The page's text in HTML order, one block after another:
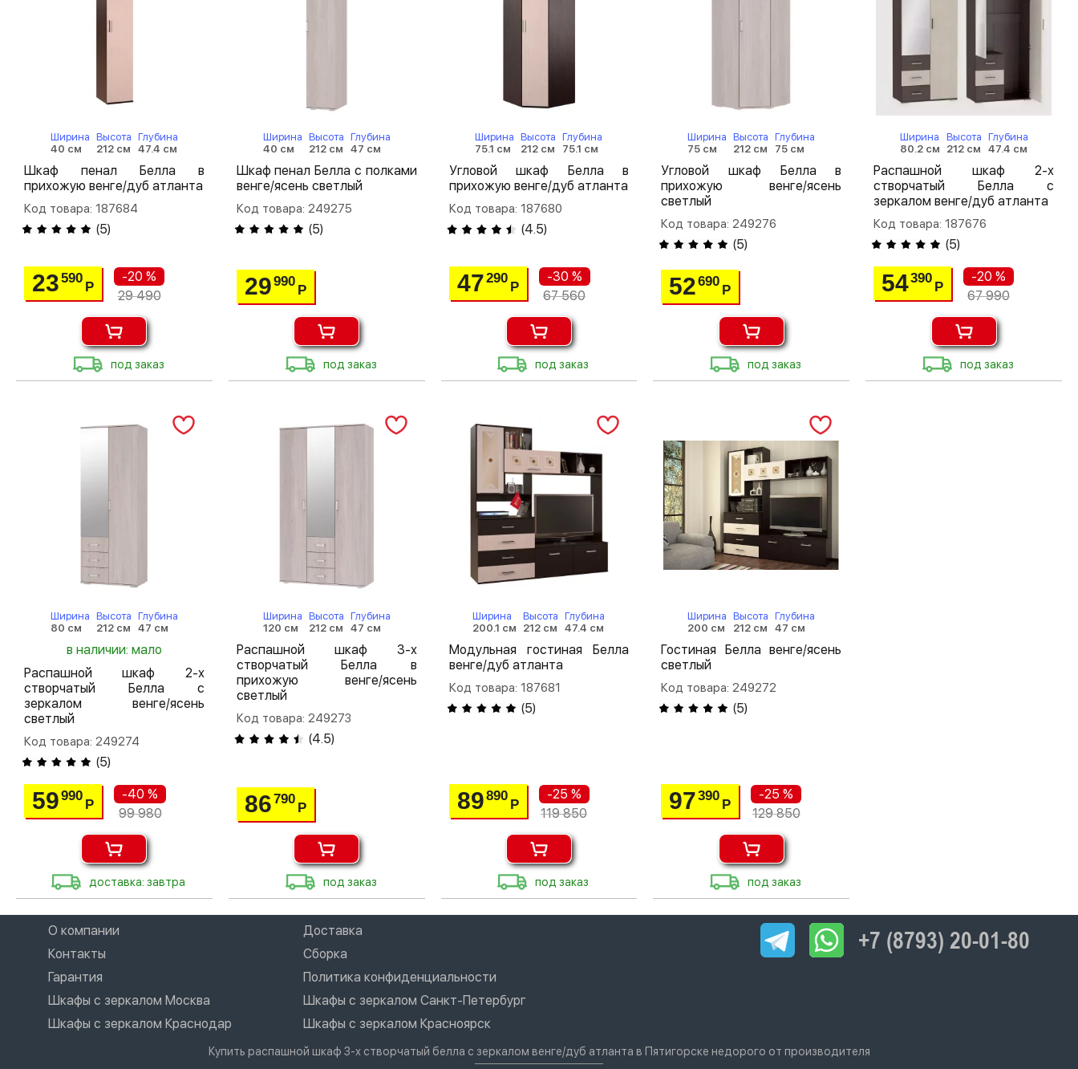
Ширина
40 см
Высота
212 см
Глубина
47.4 см
Шкаф пенал Белла в
прихожую венге/дуб атланта
Код товара: 187684
(5)
23590
Р
-20 %
29 490
под заказ
Ширина
40 см
Высота
212 см
Глубина
47 см
Шкаф пенал Белла с полками
венге/ясень светлый
Код товара: 249275
(5)
29990
Р
под заказ
Ширина
75.1 см
Высота
212 см
Глубина
75.1 см
Угловой шкаф Белла в
прихожую венге/дуб атланта
Код товара: 187680
(4.5)
47290
Р
-30 %
67 560
под заказ
Ширина
75 см
Высота
212 см
Глубина
75 см
Угловой шкаф Белла в
прихожую венге/ясень
светлый
Код товара: 249276
(5)
52690
Р
под заказ
Ширина
80.2 см
Высота
212 см
Глубина
47.4 см
Распашной шкаф 2-х
створчатый Белла с
зеркалом венге/дуб атланта
Код товара: 187676
(5)
54390
Р
-20 %
67 990
под заказ
Ширина
80 см
Высота
212 см
Глубина
47 см
в наличии: мало
Распашной шкаф 2-х
створчатый Белла с
зеркалом венге/ясень
светлый
Код товара: 249274
(5)
59990
Р
-40 %
99 980
доставка: завтра
Ширина
120 см
Высота
212 см
Глубина
47 см
Распашной шкаф 3-х
створчатый Белла в
прихожую венге/ясень
светлый
Код товара: 249273
(4.5)
86790
Р
под заказ
Ширина
200.1 см
Высота
212 см
Глубина
47.4 см
Модульная гостиная Белла
венге/дуб атланта
Код товара: 187681
(5)
89890
Р
-25 %
119 850
под заказ
Ширина
200 см
Высота
212 см
Глубина
47 см
Гостиная Белла венге/ясень
светлый
Код товара: 249272
(5)
97390
Р
-25 %
129 850
под заказ
О компании
Доставка
Контакты
Сборка
Гарантия
Политика конфиденциальности
Шкафы с зеркалом Москва
Шкафы с зеркалом Санкт-Петербург
Шкафы с зеркалом Краснодар
Шкафы с зеркалом Красноярск
+7 (8793) 20-01-80
Купить распашной шкаф 3-х створчатый белла с зеркалом венге/дуб атланта в Пятигорске недорого от производителя